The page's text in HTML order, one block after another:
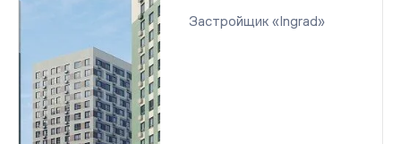
Застройщик «Ingrad»